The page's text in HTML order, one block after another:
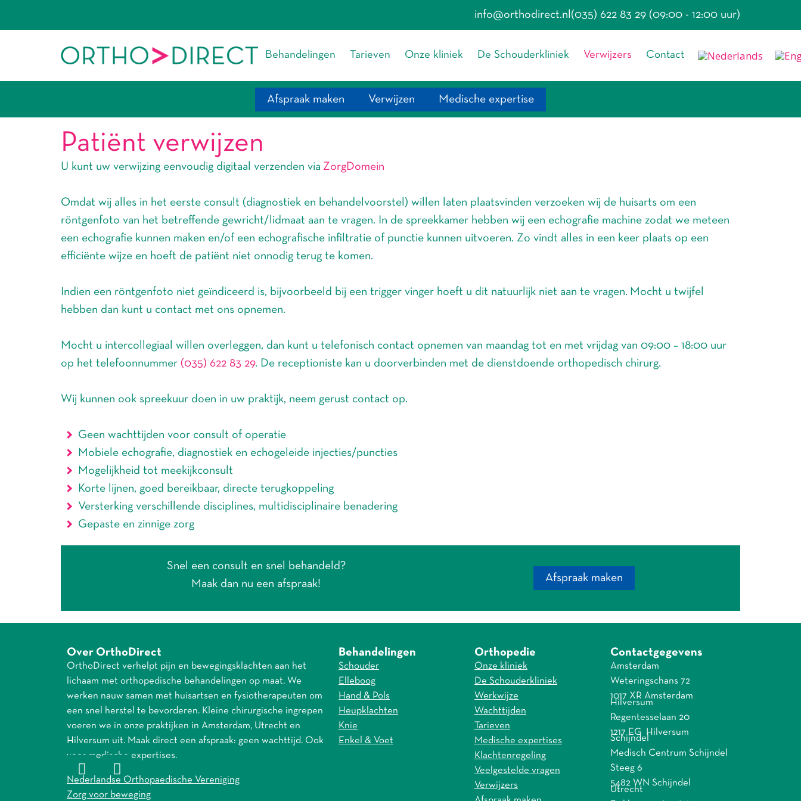
info@orthodirect.nl (035) 622 83 29 (09:00 - 12:00 uur)
Behandelingen Tarieven Onze kliniek De Schouderkliniek Verwijzers Contact
Afspraak maken Verwijzen Medische expertise
Patiënt verwijzen
U kunt uw verwijzing eenvoudig digitaal verzenden via ZorgDomein
Omdat wij alles in het eerste consult (diagnostiek en behandelvoorstel) willen laten plaatsvinden verzoeken wij de huisarts om een
röntgenfoto van het betreffende gewricht/lidmaat aan te vragen. In de spreekkamer hebben wij een echografie machine zodat we meteen
een echografie kunnen maken en/of een echografische infiltratie of punctie kunnen uitvoeren. Zo vindt alles in een keer plaats op een
efficiënte wijze en hoeft de patiënt niet onnodig terug te komen.
Indien een röntgenfoto niet geïndiceerd is, bijvoorbeeld bij een trigger vinger hoeft u dit natuurlijk niet aan te vragen. Mocht u twijfel
hebben dan kunt u contact met ons opnemen.
Mocht u intercollegiaal willen overleggen, dan kunt u telefonisch contact opnemen van maandag tot en met vrijdag van 09:00 – 18:00 uur
op het telefoonnummer (035) 622 83 29. De receptioniste kan u doorverbinden met de dienstdoende orthopedisch chirurg.
Wij kunnen ook spreekuur doen in uw praktijk, neem gerust contact op.
Geen wachttijden voor consult of operatie
Mobiele echografie, diagnostiek en echogeleide injecties/puncties
Mogelijkheid tot meekijkconsult
Korte lijnen, goed bereikbaar, directe terugkoppeling
Versterking verschillende disciplines, multidisciplinaire benadering
Gepaste en zinnige zorg
Snel een consult en snel behandeld?
Maak dan nu een afspraak!
Afspraak maken
Over OrthoDirect
OrthoDirect verhelpt pijn en bewegingsklachten aan het
lichaam met orthopedische behandelingen op maat. We
werken nauw samen met huisartsen en fysiotherapeuten om
een snel herstel te bevorderen. Kleine chirurgische ingrepen
voeren we in onze praktijken in Amsterdam, Utrecht en
Hilversum uit. Maak direct een afspraak: geen wachttijd. Ook
voor medische expertises.
Nederlandse Orthopaedische Vereniging
Zorg voor beweging
Behandelingen
Schouder
Elleboog
Hand & Pols
Heupklachten
Knie
Enkel & Voet
Orthopedie
Onze kliniek
De Schouderkliniek
Werkwijze
Wachttijden
Tarieven
Medische expertises
Klachtenregeling
Veelgestelde vragen
Verwijzers
Contactgegevens
Amsterdam
Weteringschans 72
1017 XR Amsterdam
Hilversum
Regentesselaan 20
1217 EG Hilversum
Schijndel
Medisch Centrum Schijndel
Steeg 6
5482 WN Schijndel
Utrecht